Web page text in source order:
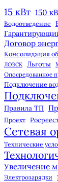
15 кВт 150
Водоотведение
Договор
Консолидация
ЛОЭСК Льготы
Опосредованное
Подключение
Правила ТП
Проект
Сетевая
Технические
Увеличение
Электрозарядки